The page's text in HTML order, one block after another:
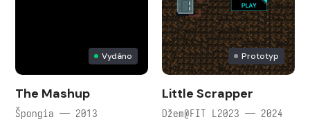
Vydáno
The Mashup
Špongia — 2013
Prototyp
Little Scrapper
Džem@FIT L2023 — 2024